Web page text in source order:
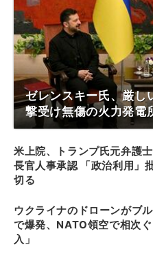
ゼレンスキー氏、厳し
撃受け無傷の火力発電
米上院、トランプ氏元弁護
長官人事承認 「政治利用」
切る
ウクライナのドローンがブ
で爆発、NATO領空で相次
入」